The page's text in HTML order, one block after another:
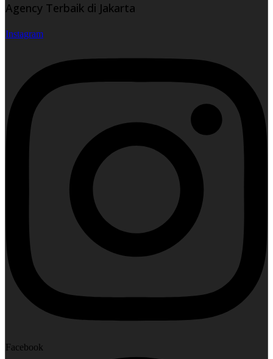
Agency Terbaik di Jakarta
Instagram
Facebook